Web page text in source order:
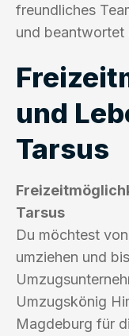
freundliches
und beantwortet
und
Tarsus
Tarsus
Du möchtest
umziehen und
Umzugskönig
Magdeburg für